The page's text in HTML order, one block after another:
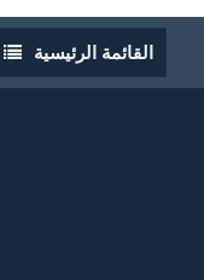
القائمة
الرئيسية
القائمة الرئيسية